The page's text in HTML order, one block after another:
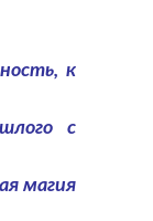
к
с
магия